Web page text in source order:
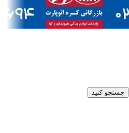
جستجو کنید